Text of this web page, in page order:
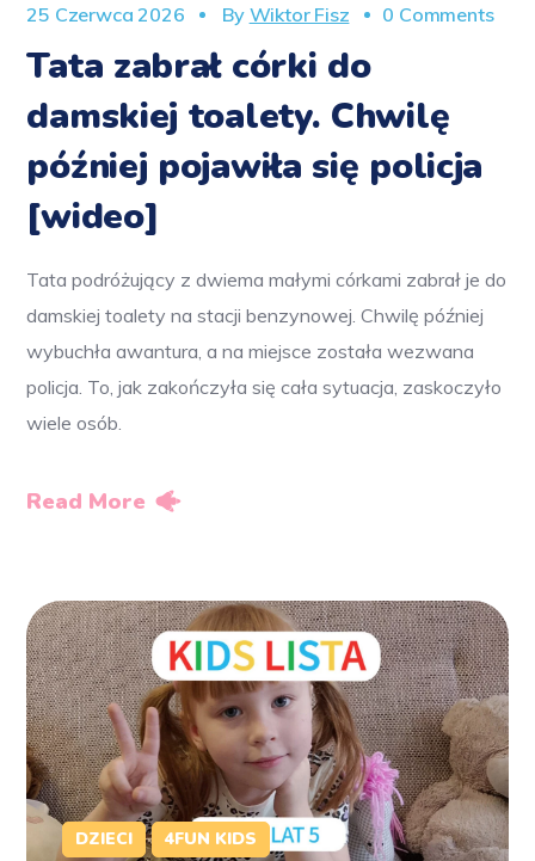
25 Czerwca 2026 By Wiktor Fisz 0 Comments
Tata zabrał córki do
damskiej toalety. Chwilę
później pojawiła się policja
[wideo]
Tata podróżujący z dwiema małymi córkami zabrał je do
damskiej toalety na stacji benzynowej. Chwilę później
wybuchła awantura, a na miejsce została wezwana
policja. To, jak zakończyła się cała sytuacja, zaskoczyło
wiele osób.
Read More
DZIECI 4FUN KIDS